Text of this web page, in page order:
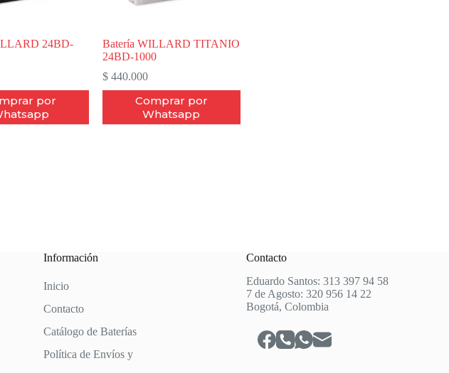
24BD-
por
Batería WILLARD TITANIO
24BD-1000
$440.000
Comprar por
Whatsapp
Información
Inicio
Contacto
Catálogo de Baterías
Política de Envíos y
Contacto
Eduardo Santos: 313 397 94 58
7 de Agosto: 320 956 14 22
Bogotá, Colombia